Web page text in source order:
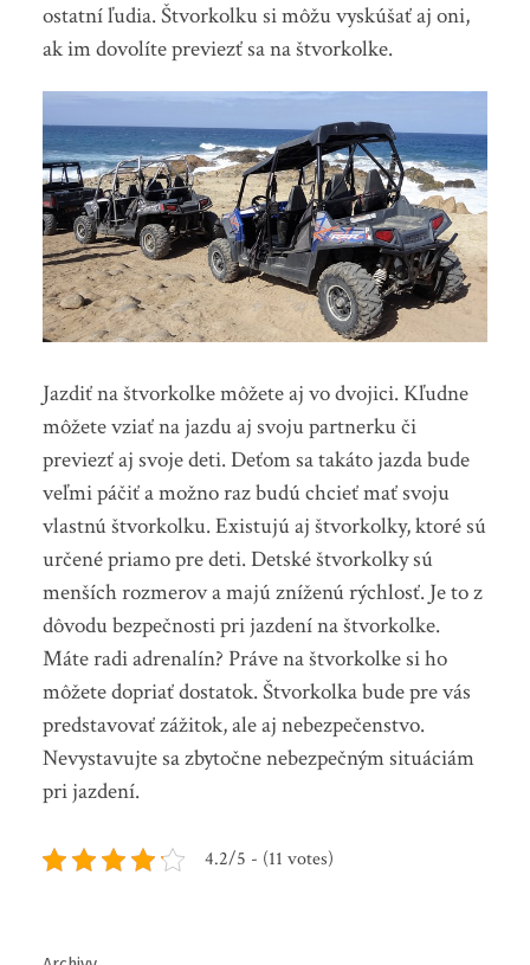
ostatní ľudia. Štvorkolku si môžu vyskúšať aj oni,
ak im dovolíte previezť sa na štvorkolke.
Jazdiť na štvorkolke môžete aj vo dvojici. Kľudne
môžete vziať na jazdu aj svoju partnerku či
previezť aj svoje deti. Deťom sa takáto jazda bude
veľmi páčiť a možno raz budú chcieť mať svoju
vlastnú štvorkolku. Existujú aj štvorkolky, ktoré sú
určené priamo pre deti. Detské štvorkolky sú
menších rozmerov a majú zníženú rýchlosť. Je to z
dôvodu bezpečnosti pri jazdení na štvorkolke.
Máte radi adrenalín? Práve na štvorkolke si ho
môžete dopriať dostatok. Štvorkolka bude pre vás
predstavovať zážitok, ale aj nebezpečenstvo.
Nevystavujte sa zbytočne nebezpečným situáciám
pri jazdení.
4.2/5 - (11 votes)